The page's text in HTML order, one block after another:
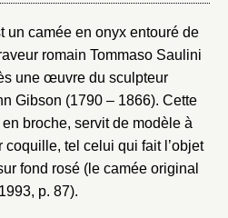
un camée en onyx entouré de
romain Tommaso Saulini
une œuvre du sculpteur
Gibson (1790 – 1866). Cette
broche, servit de modèle à
coquille, tel celui qui fait l’objet
fond rosé (le camée original
p. 87).